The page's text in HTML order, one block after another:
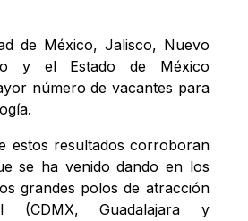
de México, Jalisco, Nuevo
y el Estado de México
número de vacantes para
estos resultados corroboran
se ha venido dando en los
grandes polos de atracción
Guadalajara y